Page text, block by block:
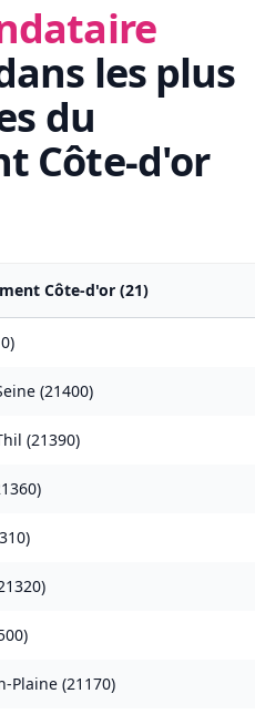
les plus
du
Côte-d'or
Côte-d'or (21)
)
(21400)
(21390)
)
)
)
)
Plaine (21170)